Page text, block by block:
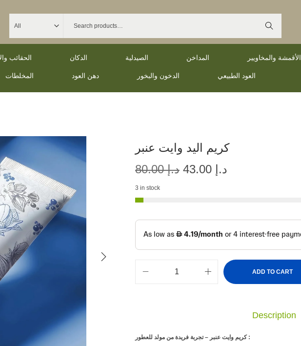
Search
الحقائب الدكان الصيدلية المداخن الأقمشة والمخاويير
المخلطات دهن العود الدخون والبخور العود الطبيعي
كريم اليد وايت عنبر
د.إ80.00 د.إ
3 in stock
ADD TO CART
Description
كريم وايت عنبر – تجربة فريدة من مولد للعطور :